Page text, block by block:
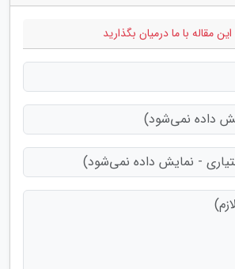
مقاله با ما درمیان بگذارید